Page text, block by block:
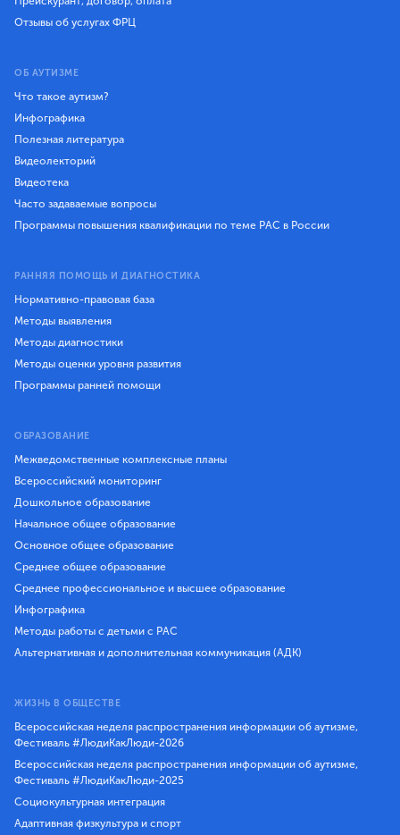
Отзывы об услугах ФРЦ
ОБ АУТИЗМЕ
Что такое аутизм?
Инфографика
Полезная литература
Видеолекторий
Видеотека
Часто задаваемые вопросы
Программы повышения квалификации по теме РАС в России
РАННЯЯ ПОМОЩЬ И ДИАГНОСТИКА
Нормативно-правовая база
Методы выявления
Методы диагностики
Методы оценки уровня развития
Программы ранней помощи
ОБРАЗОВАНИЕ
Межведомственные комплексные планы
Всероссийский мониторинг
Дошкольное образование
Начальное общее образование
Основное общее образование
Среднее общее образование
Среднее профессиональное и высшее образование
Инфографика
Методы работы с детьми с РАС
Альтернативная и дополнительная коммуникация (АДК)
ЖИЗНЬ В ОБЩЕСТВЕ
Всероссийская неделя распространения информации об аутизме,
Фестиваль #ЛюдиКакЛюди-2026
Всероссийская неделя распространения информации об аутизме,
Фестиваль #ЛюдиКакЛюди-2025
Социокультурная интеграция
Адаптивная физкультура и спорт